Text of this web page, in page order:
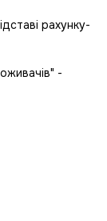
рахунку-
-